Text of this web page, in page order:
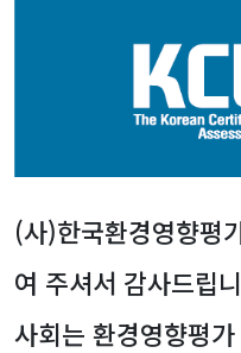
(사)한국환경영향평
여 주셔서 감사드립
사회는 환경영향평